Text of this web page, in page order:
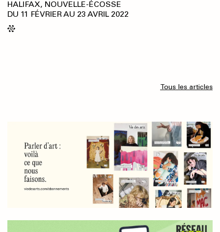
HALIFAX, NOUVELLE-ÉCOSSE
DU 11 FÉVRIER AU 23 AVRIL 2022
Tous les articles